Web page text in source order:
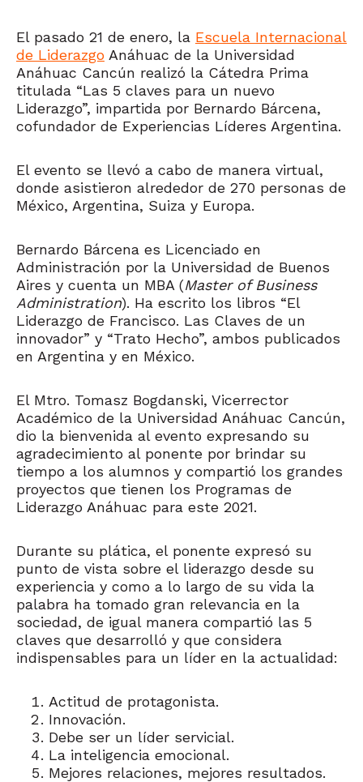
El pasado 21 de enero, la Escuela Internacional
de Liderazgo Anáhuac de la Universidad
Anáhuac Cancún realizó la Cátedra Prima
titulada “Las 5 claves para un nuevo
Liderazgo”, impartida por Bernardo Bárcena,
cofundador de Experiencias Líderes Argentina.
El evento se llevó a cabo de manera virtual,
donde asistieron alrededor de 270 personas de
México, Argentina, Suiza y Europa.
Bernardo Bárcena es Licenciado en
Administración por la Universidad de Buenos
Aires y cuenta un MBA (Master of Business
Administration). Ha escrito los libros “El
Liderazgo de Francisco. Las Claves de un
innovador” y “Trato Hecho”, ambos publicados
en Argentina y en México.
El Mtro. Tomasz Bogdanski, Vicerrector
Académico de la Universidad Anáhuac Cancún,
dio la bienvenida al evento expresando su
agradecimiento al ponente por brindar su
tiempo a los alumnos y compartió los grandes
proyectos que tienen los Programas de
Liderazgo Anáhuac para este 2021.
Durante su plática, el ponente expresó su
punto de vista sobre el liderazgo desde su
experiencia y como a lo largo de su vida la
palabra ha tomado gran relevancia en la
sociedad, de igual manera compartió las 5
claves que desarrolló y que considera
indispensables para un líder en la actualidad:
Actitud de protagonista.
Innovación.
Debe ser un líder servicial.
La inteligencia emocional.
Mejores relaciones, mejores resultados.